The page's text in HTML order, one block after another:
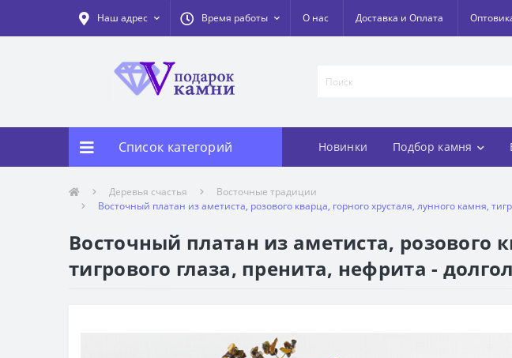
Наш адрес Время работы О нас Доставка и Оплата
Список категорий Новинки Подбор камня
Деревья счастья
Восточные традиции
Восточный платан из аметиста, розового кварца, горного хрусталя, лунного камня,
Восточный платан из аметиста, розового
тигрового глаза, пренита, нефрита -